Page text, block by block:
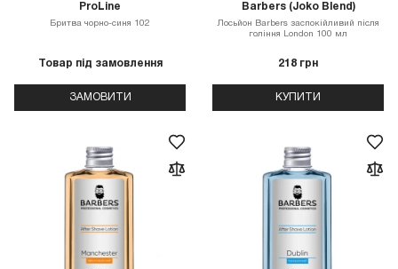
ProLine
Бритва чорно-синя 102
Товар під замовлення
ЗАМОВИТИ
Barbers (Joko Blend)
Лосьйон Barbers заспокійливий після
гоління London 100 мл
218 грн
КУПИТИ